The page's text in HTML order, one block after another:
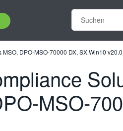
DPO-MSO-70000 DX, SX Win10
MSO-